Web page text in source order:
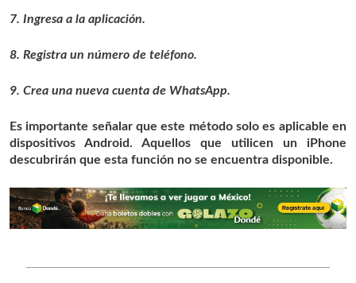
7. Ingresa a la aplicación.
8. Registra un número de teléfono.
9. Crea una nueva cuenta de WhatsApp.
Es importante señalar que este método solo es aplicable en
dispositivos Android. Aquellos que utilicen un iPhone
descubrirán que esta función no se encuentra disponible.